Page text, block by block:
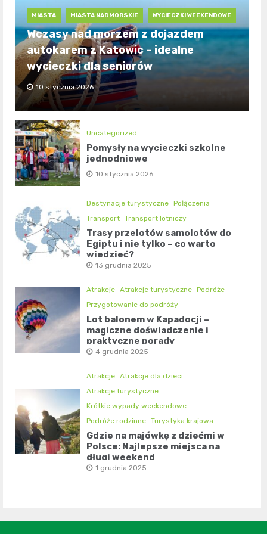
MIASTA MIASTA NADMORSKIE WYCIECZKI WEEKENDOWE
Wczasy nad morzem z dojazdem
autokarem z Katowic – idealne
wycieczki dla seniorów
10 stycznia 2026
Uncategorized
Pomysły na wycieczki szkolne
jednodniowe
10 stycznia 2026
Destynacje turystyczne Połączenia
Transport Transport lotniczy
Trasy przelotów samolotów do
Egiptu i nie tylko – co warto
wiedzieć?
13 grudnia 2025
Atrakcje Atrakcje turystyczne Podróże
Przygotowanie do podróży
Lot balonem w Kapadocji –
magiczne doświadczenie i
praktyczne porady
4 grudnia 2025
Atrakcje Atrakcje dla dzieci
Atrakcje turystyczne
Krótkie wypady weekendowe
Podróże rodzinne Turystyka krajowa
Gdzie na majówkę z dziećmi w
Polsce: Najlepsze miejsca na
długi weekend
1 grudnia 2025